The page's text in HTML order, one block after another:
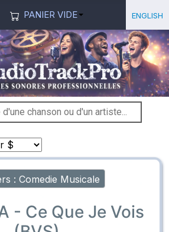
PANIER VIDE English
: Comedie Musicale
- Ce Que Je Vois